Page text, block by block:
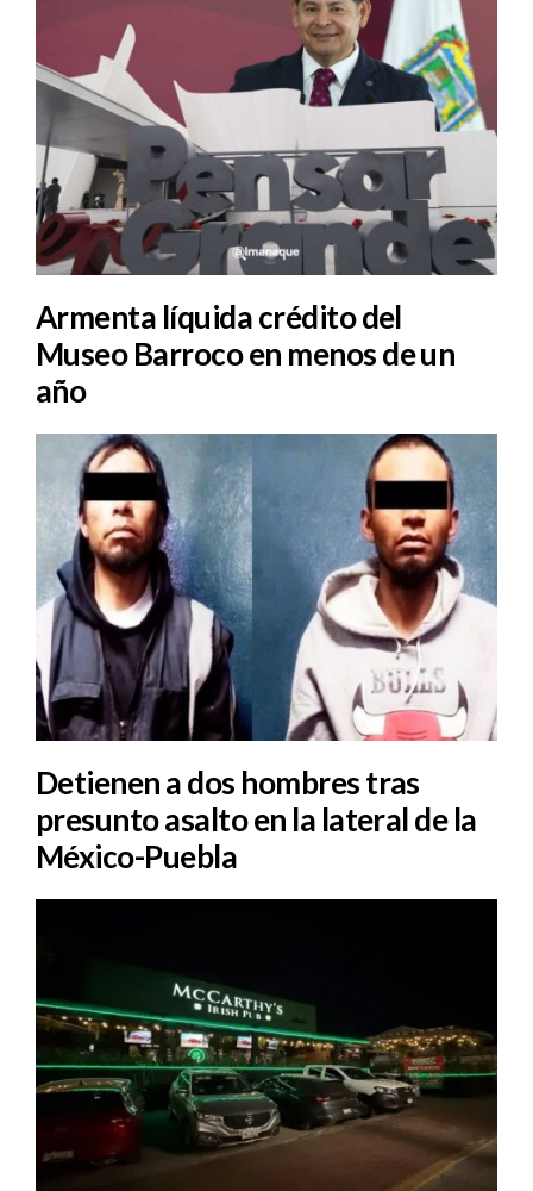
Armenta líquida crédito del
Museo Barroco en menos de un
año
Detienen a dos hombres tras
presunto asalto en la lateral de la
México-Puebla